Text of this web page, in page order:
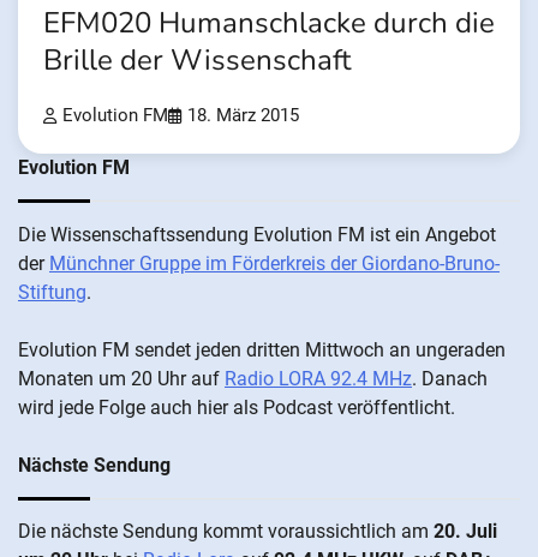
EFM020 Humanschlacke durch die
Brille der Wissenschaft
Evolution FM 18. März 2015
Evolution FM
Die Wis­sen­schafts­send­ung Evolution FM ist ein An­ge­bot
der Münch­ner Grup­pe im För­der­kreis der Gi­ordano-Bruno-
Stiftung.
Evolution FM sen­det je­den drit­ten Mitt­woch an un­ge­ra­den
Mo­nat­en um 20 Uhr auf Radio LORA 92.4 MHz. Da­nach
wird je­de Fol­ge auch hier als Pod­cast ver­öffentlicht.
Nächste Sendung
Die näch­ste Sen­dung kommt vor­aus­sicht­lich am 20. Juli